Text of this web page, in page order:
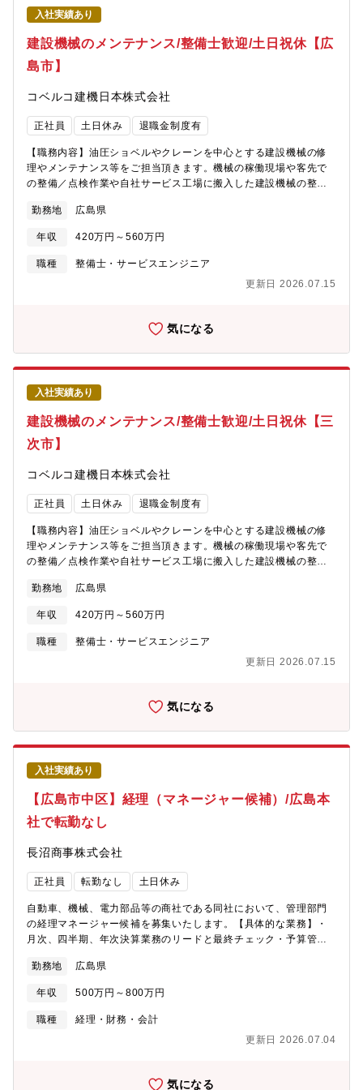
するため運転免許は必要です。また、同業務は親会社であるJFE商
事からの請負業務であり、JFE商事の事業所内で勤務していただき
ます。実際にJFE商事の名刺を持ち営業するため、同社の名前を背
負う、誇りのある仕事です。【入社後の流れ】入社当初はOJTで
資機材の受注業務から習得していただき、受注業務に慣れてきた
売した設備などが実際に現場で稼働しているのを見られること
や、任せられる仕事の規模の大きさ、大きな案件への挑戦が社員
のやりがいにつながっています。
入社実績あり
建設機械のメンテナンス/整備士歓迎/土日祝休【広
島市】
コベルコ建機日本株式会社
正社員 土日休み 退職金制度有
【職務内容】油圧ショベルやクレーンを中心とする建設機械の修
理やメンテナンス等をご担当頂きます。機械の稼働現場や客先で
の整備／点検作業や自社サービス工場に搬入した建設機械の整備
機械の種類やメンテナンスの状況により、1名から複数名で作業を
ご担当いただきます。◎商品例：油圧ショベル、ビル解体機など
の用途別専用機（建設リサイクル用、金属リサイクル用、資源リ
サイクル用、林業用など）、道路機械（大・中・小型転圧機）、
の特徴・魅力】◇重機のIoT化が進んでおり、衝突軽減システムや
ます。このような新たな技術の利用・修理に関するスキルを身に
付けていただけます。◇担当エリア内での修理対応がメインなの
で、宿泊を伴う出張はほとんどありません。夜中の呼び出し等も
なく、土日休みが基本でワークライフバランスを保ちながら就業
いただけます。
勤務地 広島県
年収 420万円～560万円
職種
整備士・サービスエンジニア
更新日 2026.07.15
気になる
入社実績あり
建設機械のメンテナンス/整備士歓迎/土日祝休【三
次市】
コベルコ建機日本株式会社
正社員 土日休み 退職金制度有
【職務内容】油圧ショベルやクレーンを中心とする建設機械の修
理やメンテナンス等をご担当頂きます。機械の稼働現場や客先で
の整備／点検作業や自社サービス工場に搬入した建設機械の整備
機械の種類やメンテナンスの状況により、1名から複数名で作業を
ご担当いただきます。◎商品例：油圧ショベル、ビル解体機など
の用途別専用機（建設リサイクル用、金属リサイクル用、資源リ
サイクル用、林業用など）、道路機械（大・中・小型転圧機）、
の特徴・魅力】◇重機のIoT化が進んでおり、衝突軽減システムや
ます。このような新たな技術の利用・修理に関するスキルを身に
付けていただけます。◇担当エリア内での修理対応がメインなの
で、宿泊を伴う出張はほとんどありません。夜中の呼び出し等も
なく、土日休みが基本でワークライフバランスを保ちながら就業
いただけます。
勤務地 広島県
年収 420万円～560万円
職種
整備士・サービスエンジニア
更新日 2026.07.15
気になる
入社実績あり
【広島市中区】経理（マネージャー候補）/広島本
社で転勤なし
長沼商事株式会社
正社員 転勤なし 土日休み
自動車、機械、電力部品等の商社である同社において、管理部門
の経理マネージャー候補を募集いたします。【具体的な業務】・
月次、四半期、年次決算業務のリードと最終チェック・予算管理
務等その他、管理業務もお任せいたします。経営を支える重要な
役割を担い幅広い分野の知識が身につきます。【採用背景】後進
育成、将来の管理職候補として【転勤・異動について】原則、あ
りません。本人から希望がある場合は相談可能です。◎チームワ
に高い定着率！◎通勤アクセスや周辺環境も含め非常に便利な市
勤務地 広島県
年収 500万円～800万円
職種
経理・財務・会計
更新日 2026.07.04
気になる